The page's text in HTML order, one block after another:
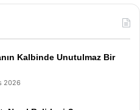
Kalbinde Unutulmaz Bir
2026